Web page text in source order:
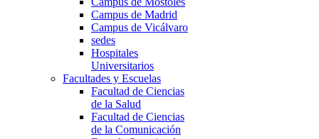
Campus de Madrid
Campus de Vicálvaro
sedes
Hospitales
Universitarios
Facultades y Escuelas
Facultad de Ciencias
de la Salud
Facultad de Ciencias
de la Comunicación